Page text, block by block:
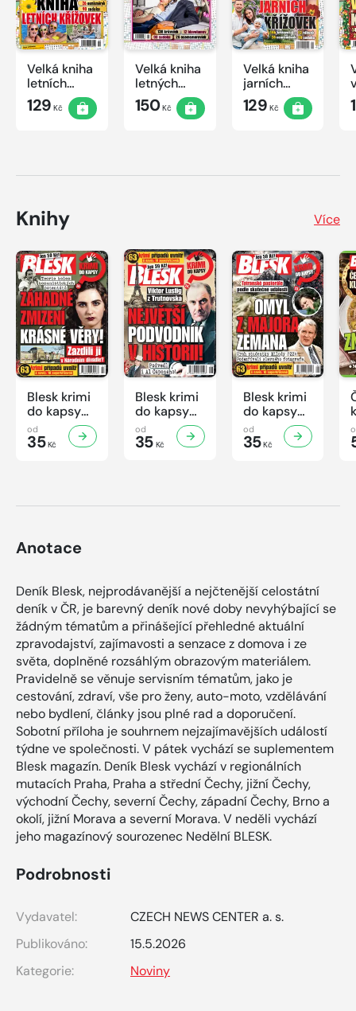
Velká kniha
letních
křížovek
2026
129 Kč
Velká kniha
letných
krížoviek s
TV JOJ
150Kč
Velká kniha
jarních
křížovek
2026
129 Kč
Knihy Více
Blesk krimi
do kapsy
č.7/2026
od
35Kč
Blesk krimi
do kapsy
č.6/2026
od
35Kč
Blesk krimi
do kapsy
č.5/2026
od
35Kč
Anotace
Deník Blesk, nejprodávanější a nejčtenější celostátní
deník v ČR, je barevný deník nové doby nevyhýbající se
žádným tématům a přinášející přehledné aktuální
zpravodajství, zajímavosti a senzace z domova i ze
světa, doplněné rozsáhlým obrazovým materiálem.
Pravidelně se věnuje servisním tématům, jako je
cestování, zdraví, vše pro ženy, auto-moto, vzdělávání
nebo bydlení, články jsou plné rad a doporučení.
Sobotní příloha je souhrnem nejzajímavějších událostí
týdne ve společnosti. V pátek vychází se suplementem
Blesk magazín. Deník Blesk vychází v regionálních
mutacích Praha, Praha a střední Čechy, jižní Čechy,
východní Čechy, severní Čechy, západní Čechy, Brno a
okolí, jižní Morava a severní Morava. V neděli vychází
jeho magazínový sourozenec Nedělní BLESK.
Podrobnosti
Vydavatel:
CZECH NEWS CENTER a. s.
Publikováno:
15.5.2026
Kategorie:
Noviny